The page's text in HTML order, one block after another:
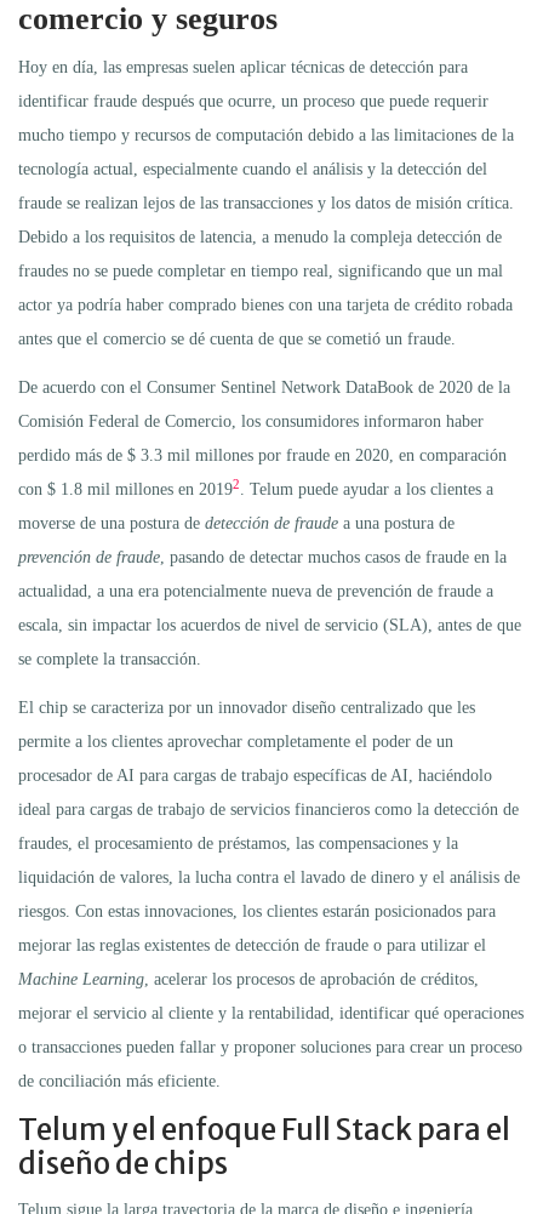
comercio y seguros
Hoy en día, las empresas suelen aplicar técnicas de detección para
identificar fraude después que ocurre, un proceso que puede requerir
mucho tiempo y recursos de computación debido a las limitaciones de la
tecnología actual, especialmente cuando el análisis y la detección del
fraude se realizan lejos de las transacciones y los datos de misión crítica.
Debido a los requisitos de latencia, a menudo la compleja detección de
fraudes no se puede completar en tiempo real, significando que un mal
actor ya podría haber comprado bienes con una tarjeta de crédito robada
antes que el comercio se dé cuenta de que se cometió un fraude.
De acuerdo con el Consumer Sentinel Network DataBook de 2020 de la
Comisión Federal de Comercio, los consumidores informaron haber
perdido más de $ 3.3 mil millones por fraude en 2020, en comparación
con $ 1.8 mil millones en 20192. Telum puede ayudar a los clientes a
moverse de una postura de detección de fraude a una postura de
prevención de fraude, pasando de detectar muchos casos de fraude en la
actualidad, a una era potencialmente nueva de prevención de fraude a
escala, sin impactar los acuerdos de nivel de servicio (SLA), antes de que
se complete la transacción.
El chip se caracteriza por un innovador diseño centralizado que les
permite a los clientes aprovechar completamente el poder de un
procesador de AI para cargas de trabajo específicas de AI, haciéndolo
ideal para cargas de trabajo de servicios financieros como la detección de
fraudes, el procesamiento de préstamos, las compensaciones y la
liquidación de valores, la lucha contra el lavado de dinero y el análisis de
riesgos. Con estas innovaciones, los clientes estarán posicionados para
mejorar las reglas existentes de detección de fraude o para utilizar el
Machine Learning, acelerar los procesos de aprobación de créditos,
mejorar el servicio al cliente y la rentabilidad, identificar qué operaciones
o transacciones pueden fallar y proponer soluciones para crear un proceso
de conciliación más eficiente.
Telum y el enfoque Full Stack para el
diseño de chips
Telum sigue la larga trayectoria de la marca de diseño e ingeniería